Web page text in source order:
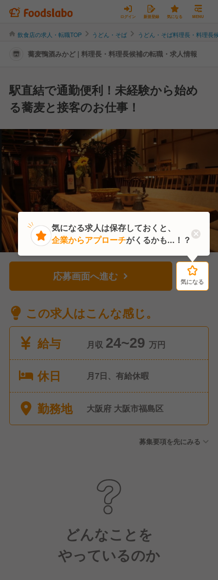
ログイン 新規登録 気になる MENU
飲食店の求人・転職TOP うどん・そば うどん・そば料理長・料理長
蕎麦鴨酒みかど | 料理長・料理長候補の転職・求人情報
駅直結で通勤便利！未経験から始め
る蕎麦と接客のお仕事！
応募画面へ進む 気になる
この求人はこんな感じ。
給与
月収 24~29 万円
休日 月7日、有給休暇
勤務地 大阪府 大阪市福島区
募集要項を先にみる
どんなことを
やっているのか
気になる
気になる求人は保存しておくと、
企業からアプローチがくるかも...！？